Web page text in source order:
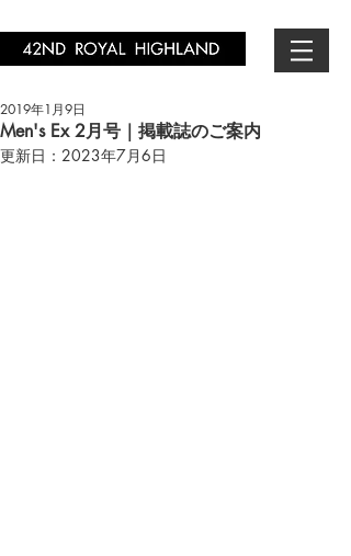
Men's Ex 2月号｜掲載誌のご案内
2019年1月9日
更新日： 2023年7月6日